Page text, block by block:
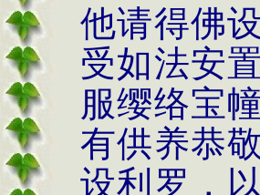
他请得佛
受如法安
服缨络宝
有供养恭
设利罗，